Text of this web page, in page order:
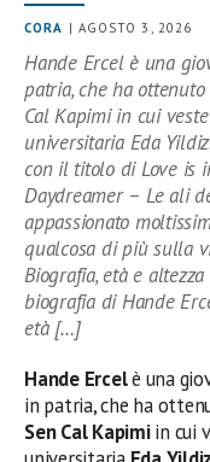
CORA | AGOSTO 3, 2026
Hande Ercel è una
patria, che ha
Cal Kapimi in cui
universitaria Eda
con il titolo di Love is
Daydreamer – Le ali
appassionato
qualcosa di più sulla
Biografia, età e
biografia di Hande
età […]
Hande Ercelè una
in patria, che ha
Sen Cal Kapimiin cui